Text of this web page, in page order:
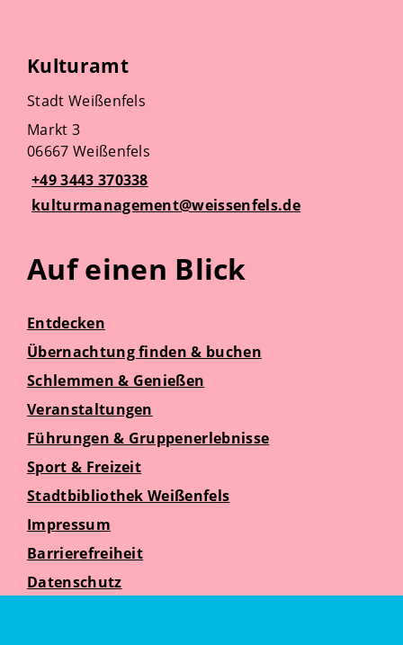
Kulturamt
Stadt Weißenfels
Markt 3
06667 Weißenfels
+49 3443 370338
kulturmanagement@weissenfels.de
Auf einen Blick
Entdecken
Übernachtung finden & buchen
Schlemmen & Genießen
Veranstaltungen
Führungen & Gruppenerlebnisse
Sport & Freizeit
Stadtbibliothek Weißenfels
Impressum
Barrierefreiheit
Datenschutz